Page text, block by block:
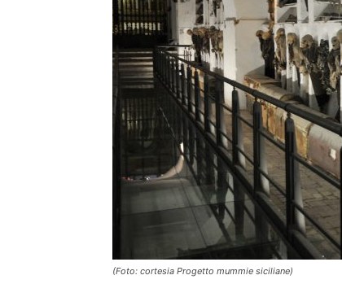
(Foto: cortesia Progetto mummie siciliane)